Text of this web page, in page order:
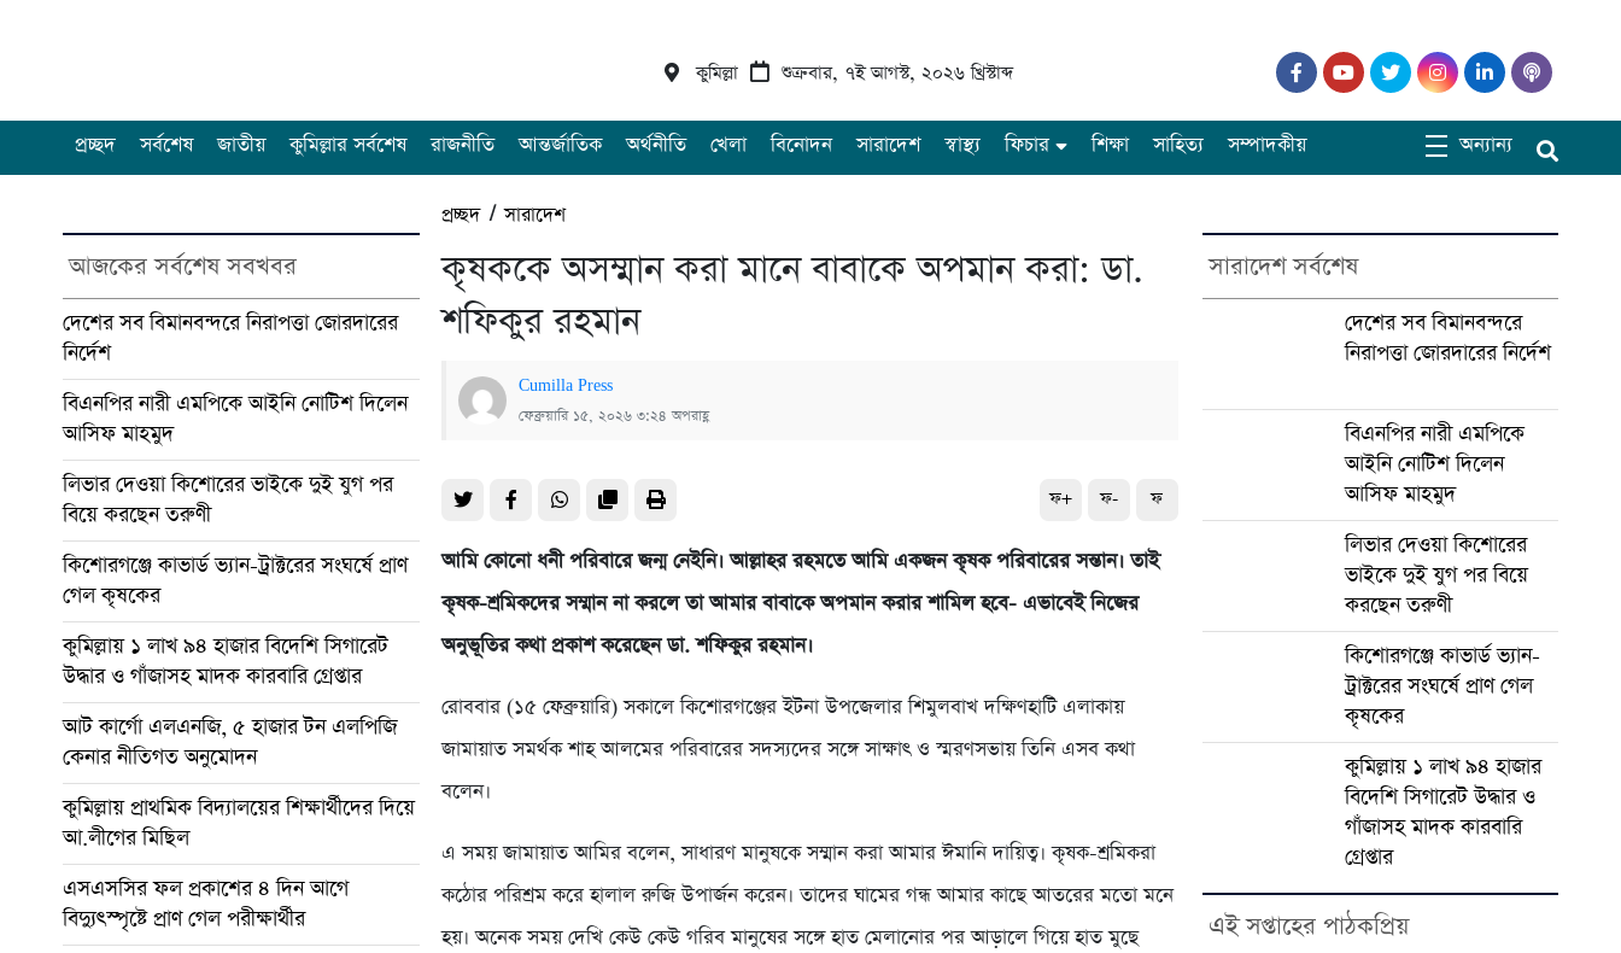
কুমিল্লা শুক্রবার, ৭ই আগস্ট, ২০২৬ খ্রিস্টাব্দ
প্রচ্ছদ সর্বশেষ জাতীয় কুমিল্লার সর্বশেষ রাজনীতি আন্তর্জাতিক অর্থনীতি খেলা বিনোদন সারাদেশ স্বাস্থ্য ফিচার শিক্ষা সাহিত্য সম্পাদকীয় অন্যান্য
আজকের সর্বশেষ সবখবর
দেশের সব বিমানবন্দরে নিরাপত্তা জোরদারের
নির্দেশ
বিএনপির নারী এমপিকে আইনি নোটিশ দিলেন
আসিফ মাহমুদ
লিভার দেওয়া কিশোরের ভাইকে দুই যুগ পর
বিয়ে করছেন তরুণী
কিশোরগঞ্জে কাভার্ড ভ্যান-ট্রাক্টরের সংঘর্ষে প্রাণ
গেল কৃষকের
কুমিল্লায় ১ লাখ ৯৪ হাজার বিদেশি সিগারেট
উদ্ধার ও গাঁজাসহ মাদক কারবারি গ্রেপ্তার
আট কার্গো এলএনজি, ৫ হাজার টন এলপিজি
কেনার নীতিগত অনুমোদন
কুমিল্লায় প্রাথমিক বিদ্যালয়ের শিক্ষার্থীদের দিয়ে
আ.লীগের মিছিল
এসএসসির ফল প্রকাশের ৪ দিন আগে
বিদ্যুৎস্পৃষ্টে প্রাণ গেল পরীক্ষার্থীর
প্রচ্ছদ/সারাদেশ
কৃষককে অসম্মান করা মানে বাবাকে অপমান করা: ডা.
শফিকুর রহমান
Cumilla Press
ফেব্রুয়ারি ১৫, ২০২৬ ৩:২৪ অপরাহ্ণ
ফ+ ফ- ফ
আমি কোনো ধনী পরিবারে জন্ম নেইনি। আল্লাহর রহমতে আমি একজন কৃষক পরিবারের সন্তান। তাই
কৃষক-শ্রমিকদের সম্মান না করলে তা আমার বাবাকে অপমান করার শামিল হবে- এভাবেই নিজের
অনুভূতির কথা প্রকাশ করেছেন ডা. শফিকুর রহমান।
রোববার (১৫ ফেব্রুয়ারি) সকালে কিশোরগঞ্জের ইটনা উপজেলার শিমুলবাখ দক্ষিণহাটি এলাকায়
জামায়াত সমর্থক শাহ আলমের পরিবারের সদস্যদের সঙ্গে সাক্ষাৎ ও স্মরণসভায় তিনি এসব কথা
বলেন।
এ সময় জামায়াত আমির বলেন, সাধারণ মানুষকে সম্মান করা আমার ঈমানি দায়িত্ব। কৃষক-শ্রমিকরা
কঠোর পরিশ্রম করে হালাল রুজি উপার্জন করেন। তাদের ঘামের গন্ধ আমার কাছে আতরের মতো মনে
হয়। অনেক সময় দেখি কেউ কেউ গরিব মানুষের সঙ্গে হাত মেলানোর পর আড়ালে গিয়ে হাত মুছে
সারাদেশ সর্বশেষ
দেশের সব বিমানবন্দরে
নিরাপত্তা জোরদারের নির্দেশ
বিএনপির নারী এমপিকে
আইনি নোটিশ দিলেন
আসিফ মাহমুদ
লিভার দেওয়া কিশোরের
ভাইকে দুই যুগ পর বিয়ে
করছেন তরুণী
কিশোরগঞ্জে কাভার্ড ভ্যান-
ট্রাক্টরের সংঘর্ষে প্রাণ গেল
কৃষকের
কুমিল্লায় ১ লাখ ৯৪ হাজার
বিদেশি সিগারেট উদ্ধার ও
গাঁজাসহ মাদক কারবারি
গ্রেপ্তার
এই সপ্তাহের পাঠকপ্রিয়